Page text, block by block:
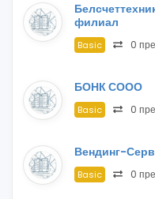
филиал
Basic 0
БОНК СООО
Basic 0
Вендинг-
Basic 0